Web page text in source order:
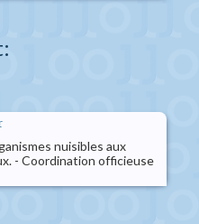
nuisibles aux
- Coordination officieuse